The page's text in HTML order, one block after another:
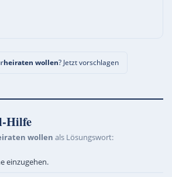
heiraten wollen? Jetzt vorschlagen
Hilfe
wollen als Lösungswort:
einzugehen.